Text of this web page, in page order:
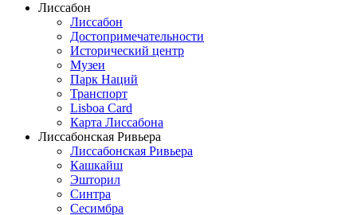
Лиссабон
Лиссабон
Достопримечательности
Исторический центр
Музеи
Парк Наций
Транспорт
Lisboa Card
Карта Лиссабона
Лиссабонская Ривьера
Лиссабонская Ривьера
Кашкайш
Эшторил
Синтра
Сесимбра